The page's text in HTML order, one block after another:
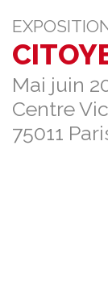
monde
Mai juin
Centre
75011